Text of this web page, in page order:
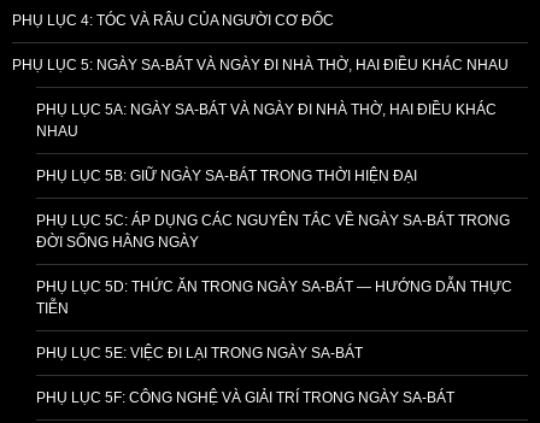
PHỤ LỤC 4: TÓC VÀ RÂU CỦA NGƯỜI CƠ ĐỐC
PHỤ LỤC 5: NGÀY SA-BÁT VÀ NGÀY ĐI NHÀ THỜ, HAI ĐIỀU KHÁC NHAU
PHỤ LỤC 5A: NGÀY SA-BÁT VÀ NGÀY ĐI NHÀ THỜ, HAI ĐIỀU KHÁC
NHAU
PHỤ LỤC 5B: GIỮ NGÀY SA-BÁT TRONG THỜI HIỆN ĐẠI
PHỤ LỤC 5C: ÁP DỤNG CÁC NGUYÊN TẮC VỀ NGÀY SA-BÁT TRONG
ĐỜI SỐNG HẰNG NGÀY
PHỤ LỤC 5D: THỨC ĂN TRONG NGÀY SA-BÁT — HƯỚNG DẪN THỰC
TIỄN
PHỤ LỤC 5E: VIỆC ĐI LẠI TRONG NGÀY SA-BÁT
PHỤ LỤC 5F: CÔNG NGHỆ VÀ GIẢI TRÍ TRONG NGÀY SA-BÁT